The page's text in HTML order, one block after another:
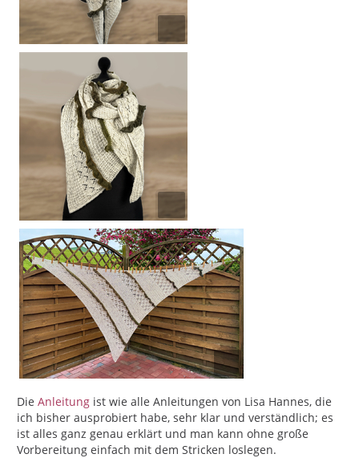
Die Anleitung ist wie alle Anleitungen von Lisa Hannes, die
ich bisher ausprobiert habe, sehr klar und verständlich; es
ist alles ganz genau erklärt und man kann ohne große
Vorbereitung einfach mit dem Stricken loslegen.